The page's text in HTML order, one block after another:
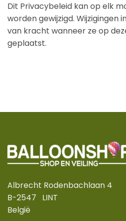
Dit Privacybeleid kan op elk
worden gewijzigd. Wijzigingen
van kracht wanneer ze op
geplaatst.
Albrecht Rodenbachlaan 4
B-2547 LINT
België